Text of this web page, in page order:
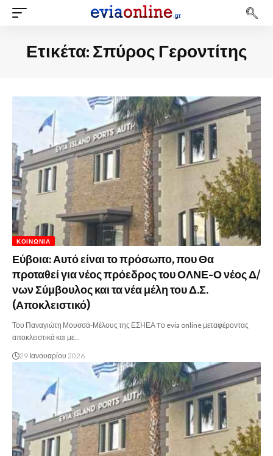
Ετικέτα: Σπύρος Γεροντίτης
ΚΟΙΝΩΝΊΑ
Εύβοια: Αυτό είναι το πρόσωπο, που Θα
προταθεί για νέος πρόεδρος του ΟΛΝΕ-Ο νέος Δ/
νων Σύμβουλος και τα νέα μέλη του Δ.Σ.
(Αποκλειστικό)
Του Παναγιώτη Μουσσά-Μέλους της ΕΣΗΕΑ Tο evia online μεταφέροντας
αποκλειστικά και με…
29 Ιανουαρίου 2026